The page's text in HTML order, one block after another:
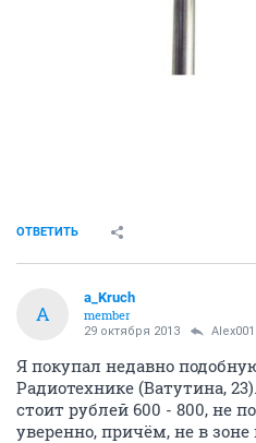
ОТВЕТИТЬ
A
a_Kruch
member
29 октября 2013 Alex001
Я покупал недавно
Радиотехнике (Ватутина,
стоит рублей 600 - 800, не
уверенно, причём, не в